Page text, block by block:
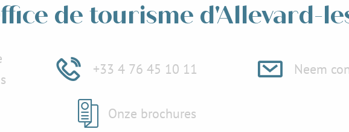
de tourisme d'Allevard-
+33 4 76 45 10 11 Neem
Onze brochures